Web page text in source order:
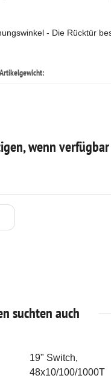
- Die Rücktür
Artikelgewicht:
wenn verfügbar
suchten auch
Ausverkauft
19" Switch,
48x10/100/1000T